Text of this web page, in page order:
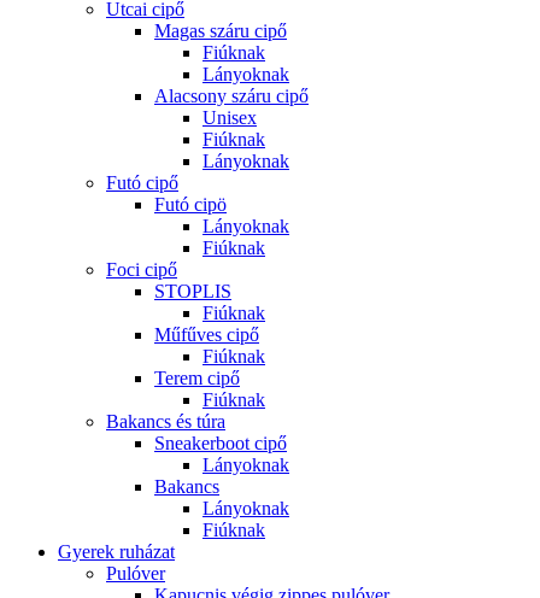
Utcai cipő
Magas száru cipő
Fiúknak
Lányoknak
Alacsony száru cipő
Unisex
Fiúknak
Lányoknak
Futó cipő
Futó cipö
Lányoknak
Fiúknak
Foci cipő
STOPLIS
Fiúknak
Műfűves cipő
Fiúknak
Terem cipő
Fiúknak
Bakancs és túra
Sneakerboot cipő
Lányoknak
Bakancs
Lányoknak
Fiúknak
Gyerek ruházat
Pulóver